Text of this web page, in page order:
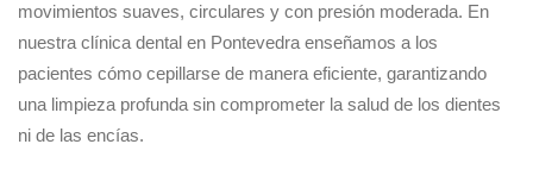
movimientos suaves, circulares y con presión moderada. En
nuestra clínica dental en Pontevedra enseñamos a los
pacientes cómo cepillarse de manera eficiente, garantizando
una limpieza profunda sin comprometer la salud de los dientes
ni de las encías.